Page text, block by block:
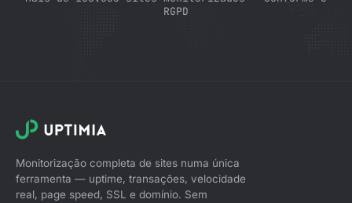
RGPD
Monitorização completa de sites numa única
ferramenta — uptime, transações, velocidade
real, page speed, SSL e domínio. Sem